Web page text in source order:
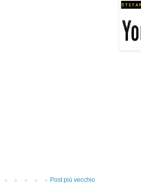
Post più vecchio